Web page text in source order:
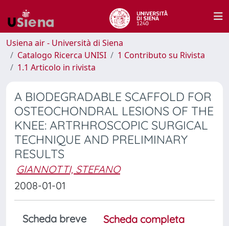
Usiena air - Università di Siena
Catalogo Ricerca UNISI
1 Contributo su Rivista
1.1 Articolo in rivista
A BIODEGRADABLE SCAFFOLD FOR
OSTEOCHONDRAL LESIONS OF THE
KNEE: ARTRHROSCOPIC SURGICAL
TECHNIQUE AND PRELIMINARY
RESULTS
GIANNOTTI, STEFANO
2008-01-01
Scheda breve
Scheda completa